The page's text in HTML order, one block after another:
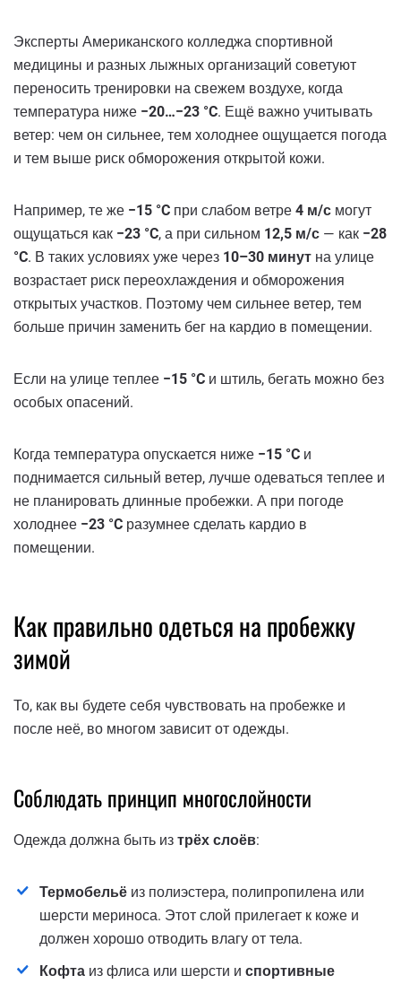
Эксперты Американского колледжа спортивной
медицины и разных лыжных организаций советуют
переносить тренировки на свежем воздухе, когда
температура ниже −20…−23 °C. Ещё важно учитывать
ветер: чем он сильнее, тем холоднее ощущается погода
и тем выше риск обморожения открытой кожи.
Например, те же −15 °C при слабом ветре 4 м/с могут
ощущаться как −23 °C, а при сильном 12,5 м/с — как −28
°C. В таких условиях уже через 10–30 минут на улице
возрастает риск переохлаждения и обморожения
открытых участков. Поэтому чем сильнее ветер, тем
больше причин заменить бег на кардио в помещении.
Если на улице теплее −15 °C и штиль, бегать можно без
особых опасений.
Когда температура опускается ниже −15 °C и
поднимается сильный ветер, лучше одеваться теплее и
не планировать длинные пробежки. А при погоде
холоднее −23 °C разумнее сделать кардио в
помещении.
Как правильно одеться на пробежку
зимой
То, как вы будете себя чувствовать на пробежке и
после неё, во многом зависит от одежды.
Соблюдать принцип многослойности
Одежда должна быть из трёх слоёв:
Термобельё из полиэстера, полипропилена или
шерсти мериноса. Этот слой прилегает к коже и
должен хорошо отводить влагу от тела.
Кофта из флиса или шерсти и спортивные